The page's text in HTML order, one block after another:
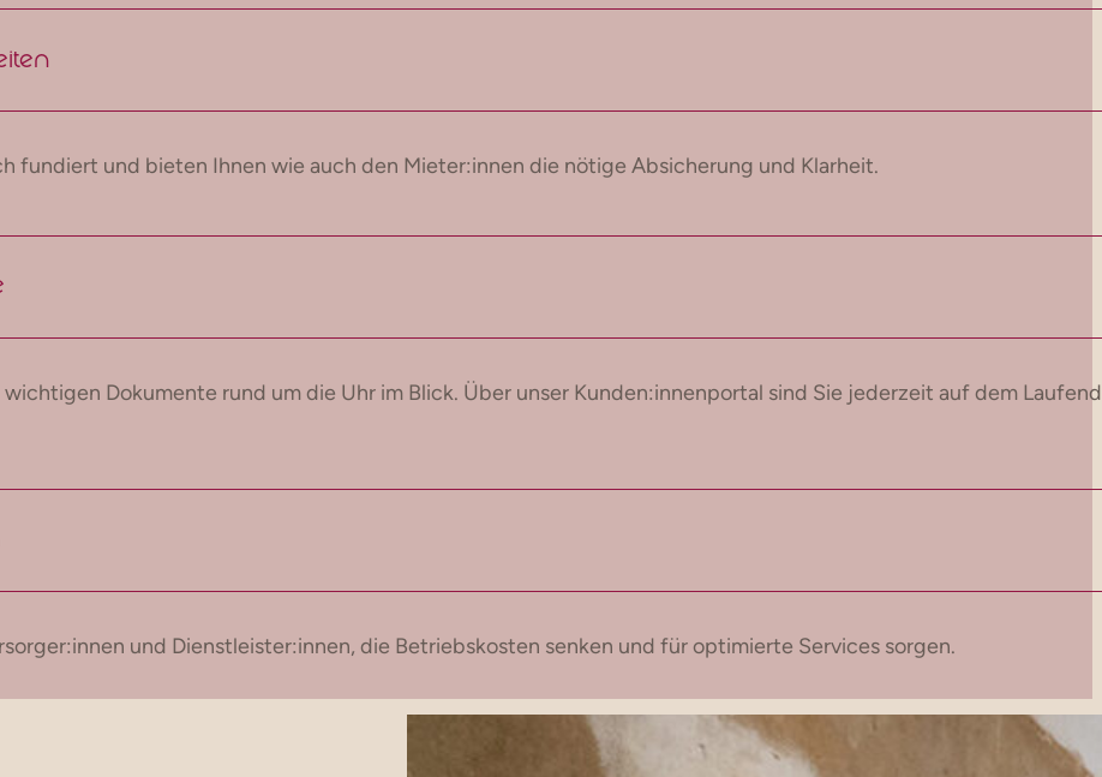
fundiert und bieten Ihnen wie auch den Mieter:innen die nötige Absicherung und Klarheit.
Dokumente rund um die Uhr im Blick. Über unser Kunden:innenportal sind Sie jederzeit auf dem
und Dienstleister:innen, die Betriebskosten senken und für optimierte Services sorgen.